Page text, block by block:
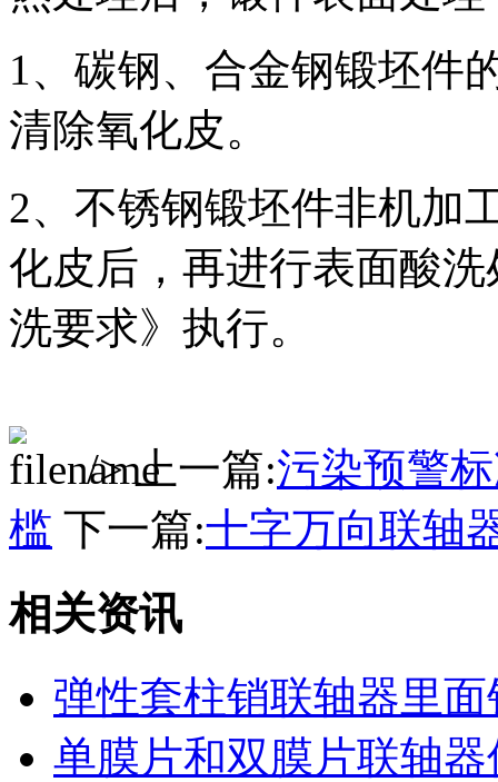
1、碳钢、合金钢锻坯件
清除氧化皮。
2、不锈钢锻坯件非机加
化皮后，再进行表面酸
洗要求》执行。
/> 上一篇:污染预警
槛 下一篇:十字万向联轴
相关资讯
弹性套柱销联轴器里
单膜片和双膜片联轴